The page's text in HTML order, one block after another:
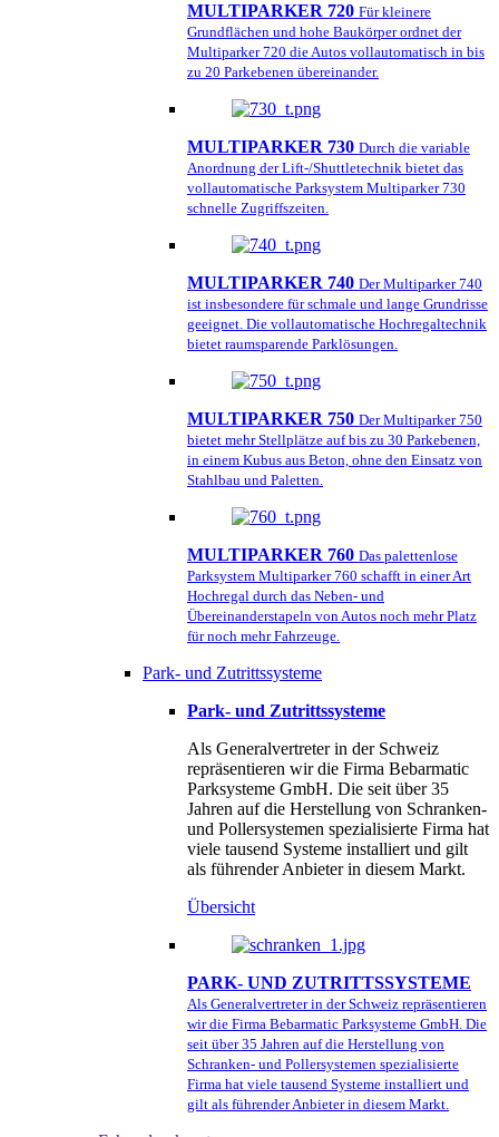
MULTIPARKER 720 Für kleinere
Grundflächen und hohe Baukörper ordnet der
Multiparker 720 die Autos vollautomatisch in bis
zu 20 Parkebenen übereinander.
MULTIPARKER 730 Durch die variable
Anordnung der Lift-/Shuttletechnik bietet das
vollautomatische Parksystem Multiparker 730
schnelle Zugriffszeiten.
MULTIPARKER 740 Der Multiparker 740
ist insbesondere für schmale und lange Grundrisse
geeignet. Die vollautomatische Hochregaltechnik
bietet raumsparende Parklösungen.
MULTIPARKER 750 Der Multiparker 750
bietet mehr Stellplätze auf bis zu 30 Parkebenen,
in einem Kubus aus Beton, ohne den Einsatz von
Stahlbau und Paletten.
MULTIPARKER 760 Das palettenlose
Parksystem Multiparker 760 schafft in einer Art
Hochregal durch das Neben- und
Übereinanderstapeln von Autos noch mehr Platz
für noch mehr Fahrzeuge.
Park- und Zutrittssysteme
Park- und Zutrittssysteme
Als Generalvertreter in der Schweiz
repräsentieren wir die Firma Bebarmatic
Parksysteme GmbH. Die seit über 35
Jahren auf die Herstellung von Schranken-
und Pollersystemen spezialisierte Firma hat
viele tausend Systeme installiert und gilt
als führender Anbieter in diesem Markt.
Übersicht
PARK- UND ZUTRITTSSYSTEME
Als Generalvertreter in der Schweiz repräsentieren
wir die Firma Bebarmatic Parksysteme GmbH. Die
seit über 35 Jahren auf die Herstellung von
Schranken- und Pollersystemen spezialisierte
Firma hat viele tausend Systeme installiert und
gilt als führender Anbieter in diesem Markt.